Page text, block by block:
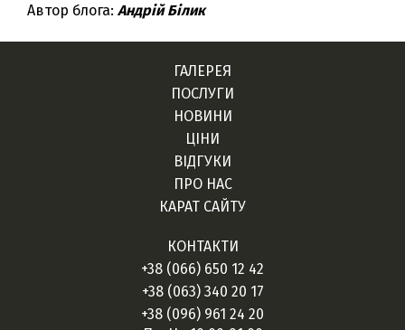
Автор блога: Андрій Білик
ГАЛЕРЕЯ
ПОСЛУГИ
НОВИНИ
ЦІНИ
ВІДГУКИ
ПРО НАС
КАРАТ САЙТУ
КОНТАКТИ
+38 (066) 650 12 42
+38 (063) 340 20 17
+38 (096) 961 24 20